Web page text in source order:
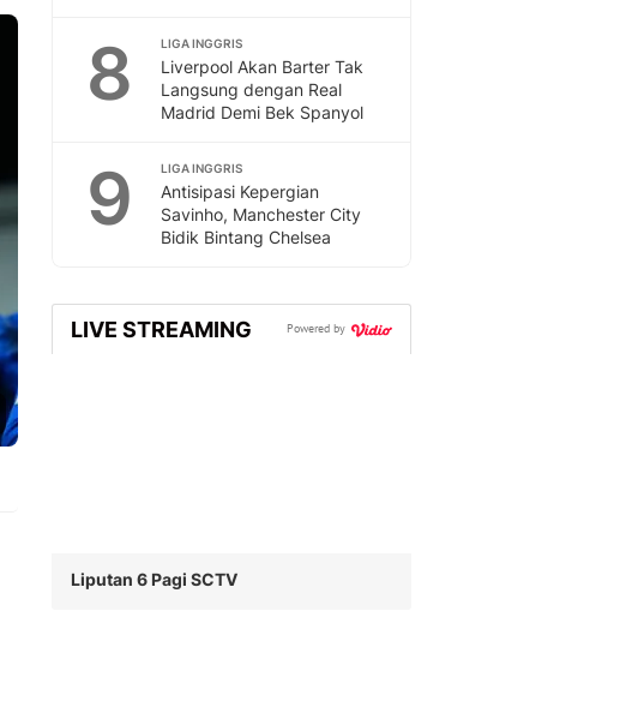
8 LIGA INGGRIS
Liverpool Akan Barter Tak
Langsung dengan Real
Madrid Demi Bek Spanyol
9 LIGA INGGRIS
Antisipasi Kepergian
Savinho, Manchester City
Bidik Bintang Chelsea
LIVE STREAMING Powered by
Liputan 6 Pagi SCTV